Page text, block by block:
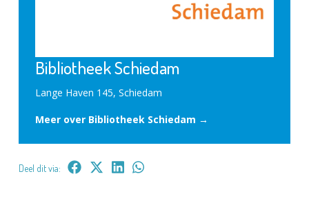
Bibliotheek Schiedam
Lange Haven 145, Schiedam
Meer over Bibliotheek Schiedam →
Deel dit via: